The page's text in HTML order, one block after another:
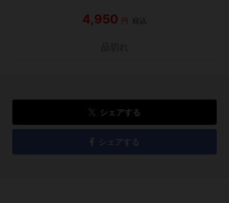
4,950 円 税込
シェアする
シェアする